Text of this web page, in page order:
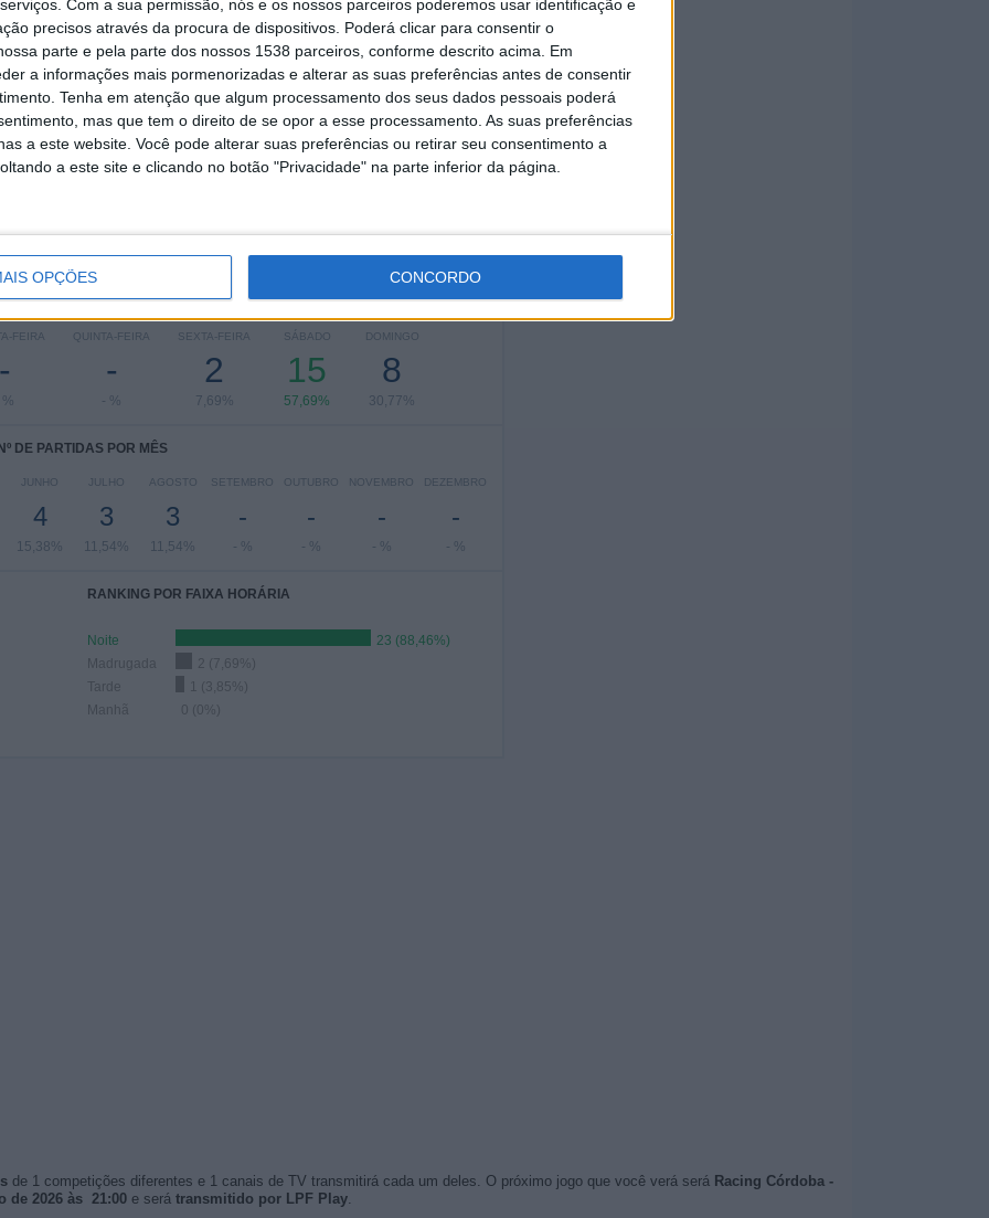
Com a sua permissão, nós e os nossos parceiros poderemos usar identificação e
precisos através da procura de dispositivos. Poderá clicar para consentir o
parte e pela parte dos nossos 1538 parceiros, conforme descrito acima. Em
a informações mais pormenorizadas e alterar as suas preferências antes de consentir
Tenha em atenção que algum processamento dos seus dados pessoais poderá
mas que tem o direito de se opor a esse processamento. As suas preferências
a este website. Você pode alterar suas preferências ou retirar seu consentimento a
a este site e clicando no botão "Privacidade" na parte inferior da página.
OPÇÕES CONCORDO
VS Los Andes
COMPETIÇÕES
RANKING POR COMPETIÇÕES
Primera Nacional
25 (96,15%)
Copa Argentina
1 (3,85%)
Ver ranking completo
POR DIA DA SEMANA
FEIRA
-
QUINTA-FEIRA
-
- %
SEXTA-FEIRA
2
7,69%
SÁBADO
15
57,69%
DOMINGO
8
30,77%
Nº DE PARTIDAS POR MÊS
JUNHO
4
15,38%
JULHO
3
11,54%
AGOSTO
3
11,54%
SETEMBRO
-
- %
OUTUBRO
-
- %
NOVEMBRO
-
- %
DEZEMBRO
-
- %
RANKING POR FAIXA HORÁRIA
Noite
23 (88,46%)
Madrugada
2 (7,69%)
Tarde
1 (3,85%)
Manhã
0 (0%)
de 1 competições diferentes e 1 canais de TV transmitirá cada um deles. O próximo jogo que você verá será Racing Córdoba -
de 2026 às 21:00e será transmitido por LPF Play.